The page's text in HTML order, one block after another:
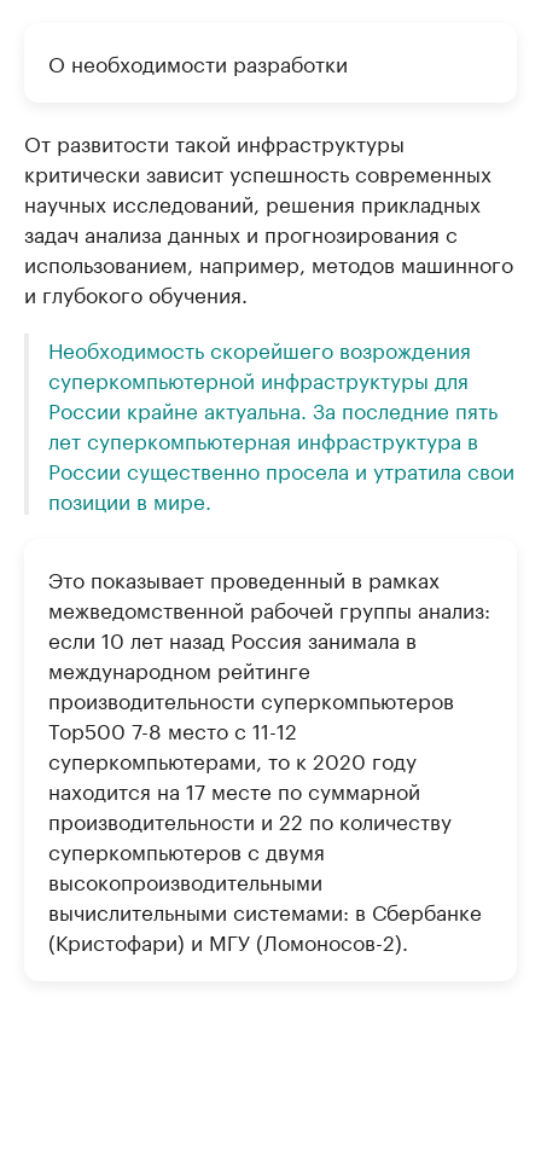
О необходимости разработки
От развитости такой инфраструктуры
критически зависит успешность современных
научных исследований, решения прикладных
задач анализа данных и прогнозирования с
использованием, например, методов машинного
и глубокого обучения.
Необходимость скорейшего возрождения
суперкомпьютерной инфраструктуры для
России крайне актуальна. За последние пять
лет суперкомпьютерная инфраструктура в
России существенно просела и утратила свои
позиции в мире.
Это показывает проведенный в рамках
межведомственной рабочей группы анализ:
если 10 лет назад Россия занимала в
международном рейтинге
производительности суперкомпьютеров
Top500 7-8 место с 11-12
суперкомпьютерами, то к 2020 году
находится на 17 месте по суммарной
производительности и 22 по количеству
суперкомпьютеров с двумя
высокопроизводительными
вычислительными системами: в Сбербанке
(Кристофари) и МГУ (Ломоносов-2).